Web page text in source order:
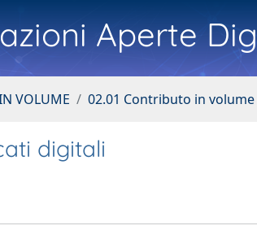
Aperte
VOLUME 02.01 Contributo in
digitali